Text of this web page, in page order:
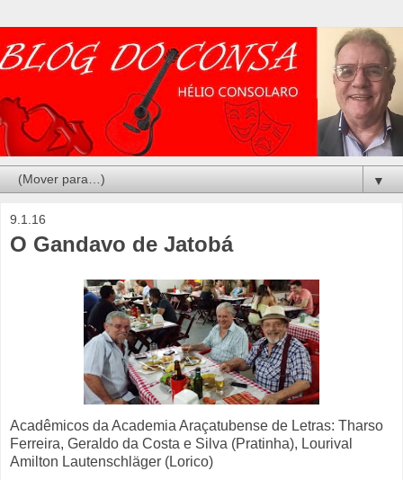
▼
9.1.16
O Gandavo de Jatobá
Acadêmicos da Academia Araçatubense de Letras: Tharso
Ferreira, Geraldo da Costa e Silva (Pratinha), Lourival
Amilton Lautenschläger (Lorico)